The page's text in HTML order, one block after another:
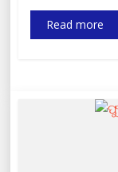
Read more